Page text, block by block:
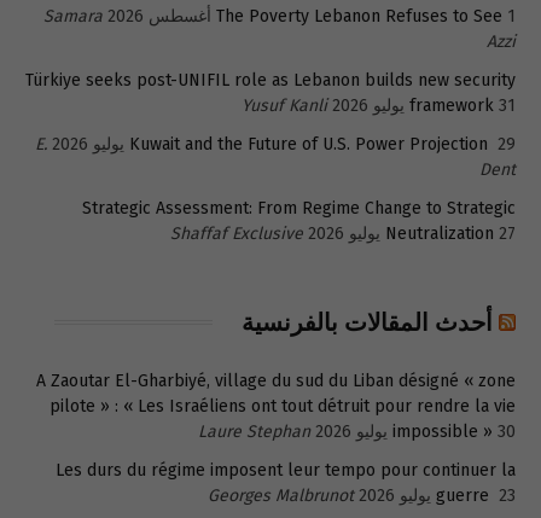
The Poverty Lebanon Refuses to See 1 أغسطس 2026
Samara
Azzi
Türkiye seeks post-UNIFIL role as Lebanon builds new security
framework 31 يوليو 2026
Yusuf Kanli
Kuwait and the Future of U.S. Power Projection 29 يوليو 2026
E.
Dent
Strategic Assessment: From Regime Change to Strategic
Neutralization 27 يوليو 2026 Shaffaf Exclusive
أحدث المقالات بالفرنسية
A Zaoutar El-Gharbiyé, village du sud du Liban désigné « zone
pilote » : « Les Israéliens ont tout détruit pour rendre la vie
impossible » 30 يوليو 2026
Laure Stephan
Les durs du régime imposent leur tempo pour continuer la
guerre 23 يوليو 2026
Georges Malbrunot